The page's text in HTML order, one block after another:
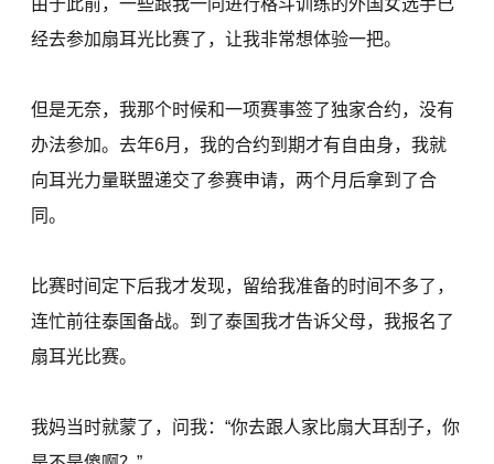
由于此前，一些跟我一同进行格斗训练的外国女选手已
经去参加扇耳光比赛了，让我非常想体验一把。
但是无奈，我那个时候和一项赛事签了独家合约，没有
办法参加。去年6月，我的合约到期才有自由身，我就
向耳光力量联盟递交了参赛申请，两个月后拿到了合
同。
比赛时间定下后我才发现，留给我准备的时间不多了，
连忙前往泰国备战。到了泰国我才告诉父母，我报名了
扇耳光比赛。
我妈当时就蒙了，问我：“你去跟人家比扇大耳刮子，你